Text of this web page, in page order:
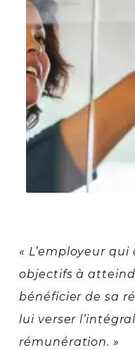
« L’employeur
objectifs à
bénéficier de sa
lui verser
rémunération. »